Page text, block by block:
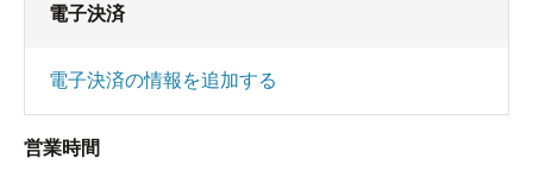
電子決済
電子決済の情報を追加する
営業時間